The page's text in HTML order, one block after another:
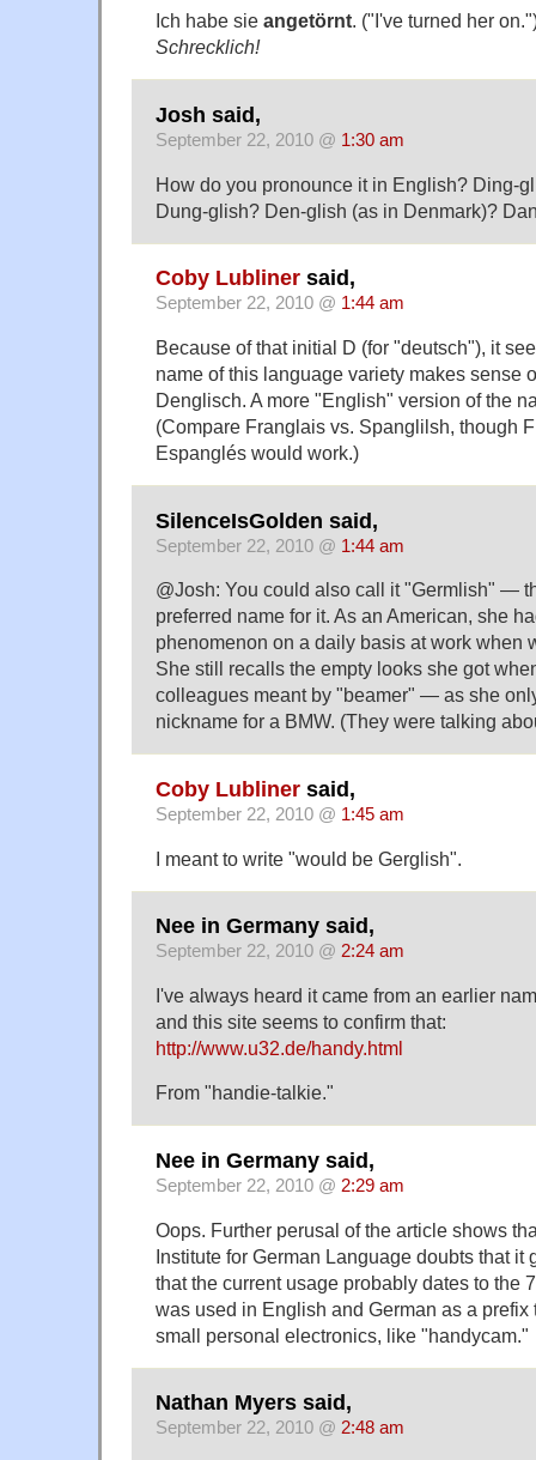
Ich habe sie angetörnt. ("I've turned her
Schrecklich!
Josh said,
September 22, 2010 @ 1:30 am
How do you pronounce it in English? Ding-
Dung-glish? Den-glish (as in Denmark)?
Coby Lubliner said,
September 22, 2010 @ 1:44 am
Because of that initial D (for "deutsch"), it
name of this language variety makes sense
Denglisch. A more "English" version of the
(Compare Franglais vs. Spanglilsh, though
Espanglés would work.)
SilenceIsGolden said,
September 22, 2010 @ 1:44 am
@Josh: You could also call it "Germlish" —
preferred name for it. As an American, she
phenomenon on a daily basis at work when
She still recalls the empty looks she got
colleagues meant by "beamer" — as she
nickname for a BMW. (They were talking
Coby Lubliner said,
September 22, 2010 @ 1:45 am
I meant to write "would be Gerglish".
Nee in Germany said,
September 22, 2010 @ 2:24 am
I've always heard it came from an earlier
and this site seems to confirm that:
http://www.u32.de/handy.html
From "handie-talkie."
Nee in Germany said,
September 22, 2010 @ 2:29 am
Oops. Further perusal of the article shows
Institute for German Language doubts that it
that the current usage probably dates to the
was used in English and German as a prefix
small personal electronics, like "handycam."
Nathan Myers said,
September 22, 2010 @ 2:48 am